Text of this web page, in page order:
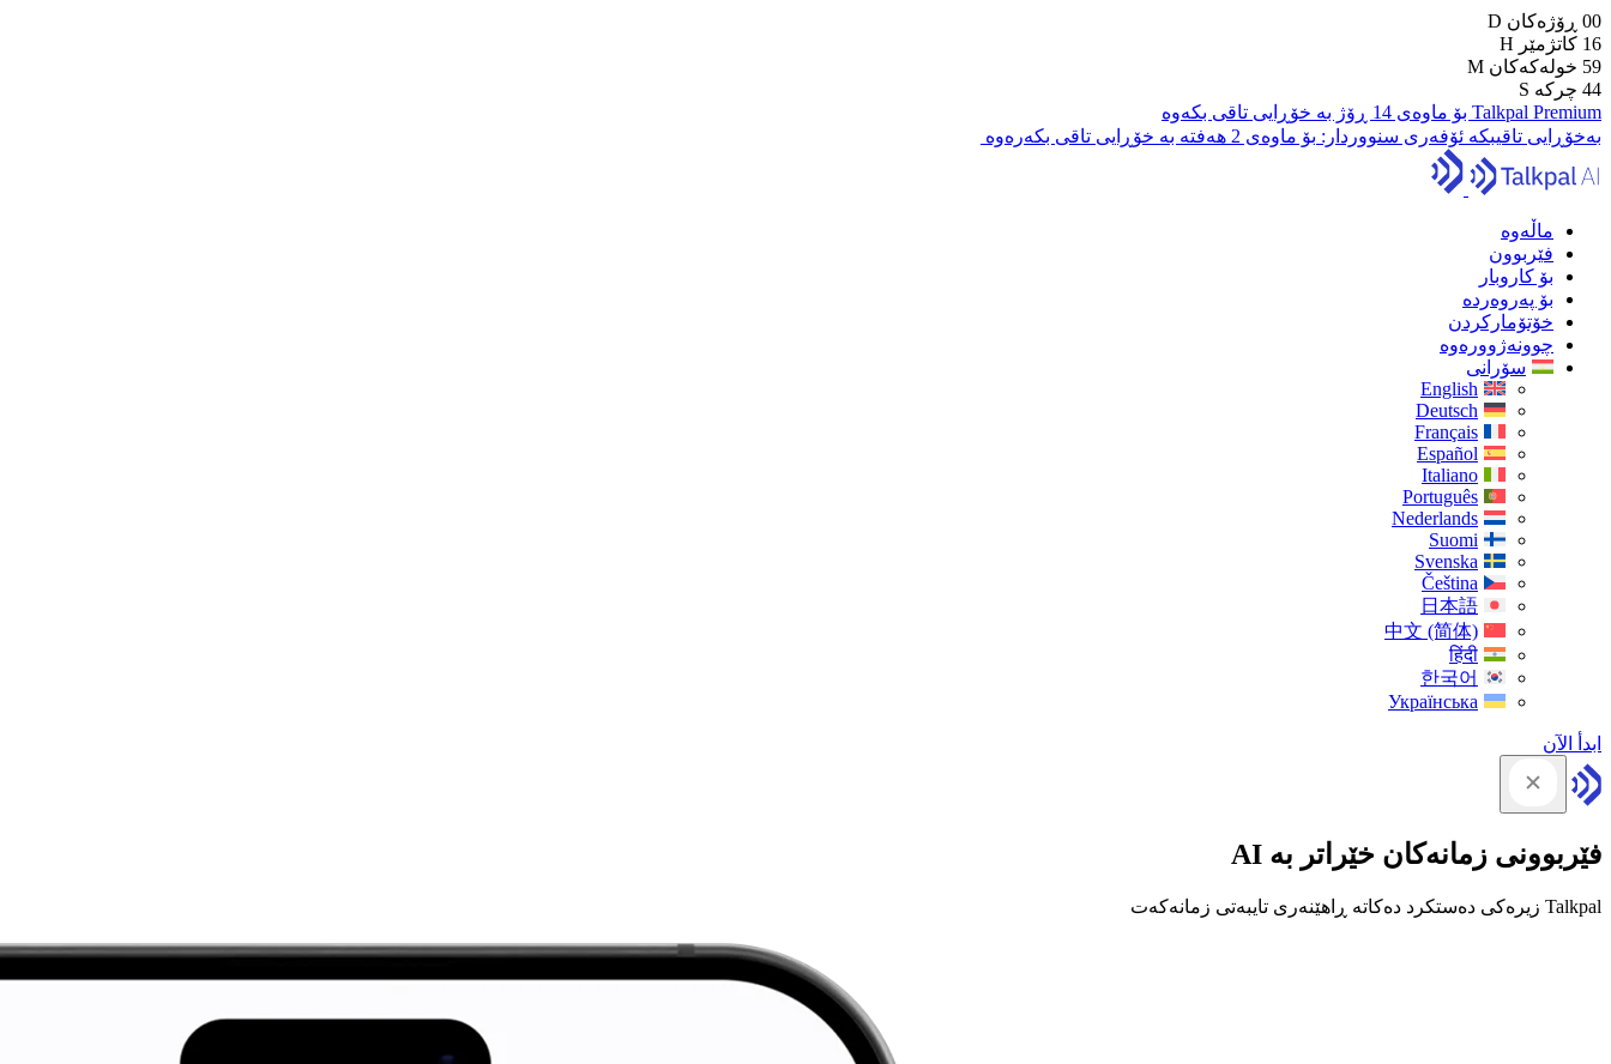
00 ڕۆژەکان D
16 کاتژمێر H
59 خولەکەکان M
43 چرکە S
Talkpal Premium بۆ ماوەی 14 ڕۆژ بە خۆڕایی تاقی بکەوە
بەخۆڕایی تاقیبکە ئۆفەری سنووردار: بۆ ماوەی 2 هەفتە بە خۆڕایی تاقی بکەرەوە
ماڵەوە
فێربوون
بۆ کاروبار
بۆ پەروەردە
خۆتۆمارکردن
چوونەژوورەوە
سۆرانی
English
Deutsch
Français
Español
Italiano
Português
Nederlands
Suomi
Svenska
Čeština
日本語
中文 (简体)
हिंदी
한국어
Українська
ابدأ الآن
فێربوونی زمانەکان خێراتر بە AI
Talkpal زیرەکی دەستکرد دەکاتە ڕاهێنەری تایبەتی زمانەکەت